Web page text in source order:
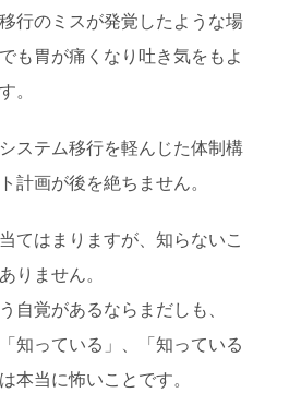
行のミスが発覚したような場
も胃が痛くなり吐き気をもよ
。
ステム移行を軽んじた体制構
計画が後を絶ちません。
てはまりますが、知らないこ
りません。
自覚があるならまだしも、
知っている」、「知っている
本当に怖いことです。